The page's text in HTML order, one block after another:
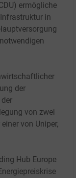
ermögliche
in
der
von zwei
von Uniper,
Hub Europe